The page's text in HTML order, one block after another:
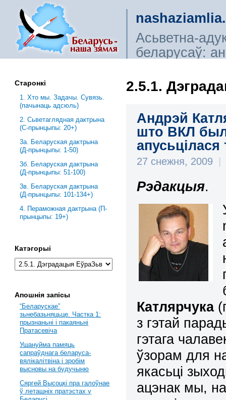
Асьветна-
беларусаў:
2.5.1.
Андрэй
што ВКЛ
27 снежня, 2009 |
Рэдакцыя.
Катлярчука
з гэтай
гэтага
ўзорам для
якасьці
ацэнак мы,
Старонкі
1. Хто мы. Задачы. Сувязь.
(пачынаць адсюль)
2. Сьветаглядная дактрына
(С-прынцыпы: 20+)
3a. Беларуская дактрына
(Д-прынцыпы: 1-50)
3б. Беларуская дактрына
(Д-прынцыпы: 51-100)
3в. Беларуская дактрына
(Д-прынцыпы: 101-134+)
4. Пераможная дактрына (П-
прынцыпы: 19+)
Катэгорыі
Апошнія запісы
“Беларускае”
зьнебазьняцьце. Частка 1:
прызнаньні і пакаяньні
Пратасевіча
Ушануйма памяць
сапраўднага беларуса-
вялікалітвіна і зробім
высновы на будучыню
Сяргей Высоцкі пра галоўнае
ў леташніх пратэстах у